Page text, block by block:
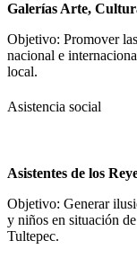
Galerías Arte,
Objetivo: Promover
nacional e
local.
Asistencia social
Asistentes de los
Objetivo: Generar
y niños en situación
Tultepec.